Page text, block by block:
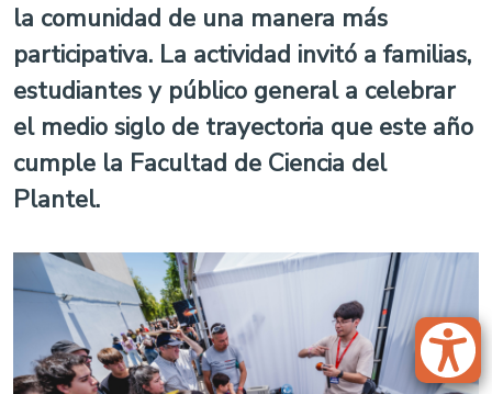
la comunidad de una manera más
participativa. La actividad invitó a familias,
estudiantes y público general a celebrar
el medio siglo de trayectoria que este año
cumple la Facultad de Ciencia del
Plantel.